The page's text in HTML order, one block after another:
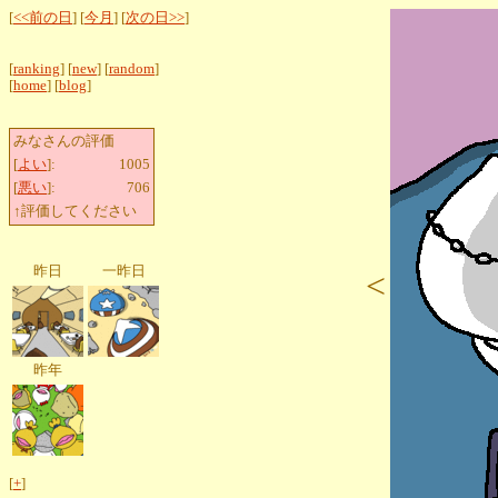
[<<前の日 ] [今月 ] [次の日>>]
[ranking] [new] [random]
[home] [blog]
みなさんの評価
[よい]:
1005
[悪い]:
706
↑評価してください
昨日 一昨日
昨年
[+]
<